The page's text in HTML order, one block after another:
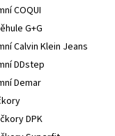
COQUI
G+G
Calvin Klein Jeans
DDstep
Demar
DPK